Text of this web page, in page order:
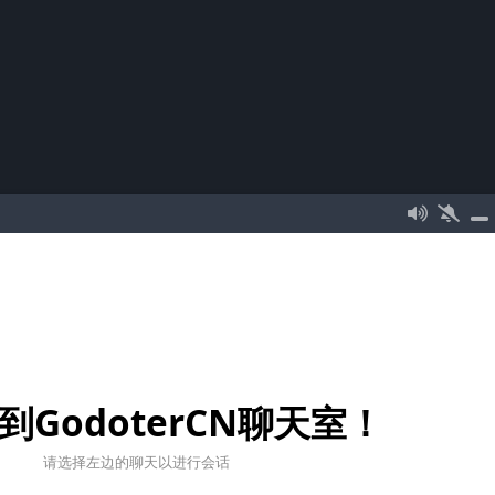
GodoterCN聊天室！
请选择左边的聊天以进行会话